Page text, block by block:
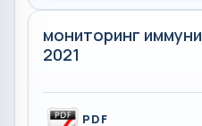
мониторинг
2021
PDF